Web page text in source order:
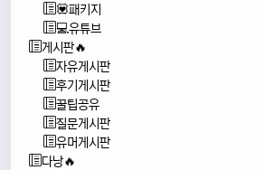
💟패키지
💻유튜브
게시판🔥
자유게시판
후기게시판
꿀팁공유
질문게시판
유머게시판
다낭🔥